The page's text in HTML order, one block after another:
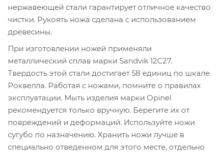
нержавеющей стали гарантирует отличное качество
чистки. Рукоять ножа сделана с использованием
древесины.
При изготовлении ножей применяли
металлический сплав марки Sandvik 12C27.
Твердость этой стали достигает 58 единиц по шкале
Роквелла. Работая с ножами, помните о правилах
эксплуатации. Мыть изделия марки Opinel
рекомендуется только вручную. Берегите их от
повреждений и деформаций. Используйте ножи
сугубо по назначению. Хранить ножи лучше в
специально отведенном для этого месте, отдельно